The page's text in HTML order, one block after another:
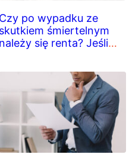
Czy po wypadku ze
skutkiem śmiertelnym
należy się renta? Jeśli